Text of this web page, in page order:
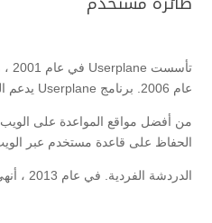
عام 2006. برنامج Userplane يدعم العديد
الحفاظ على قاعدة مستخدم عبر
الدردشة الفردية. في عام 2013 ، أنهى Userplane خدمات المستخدم.